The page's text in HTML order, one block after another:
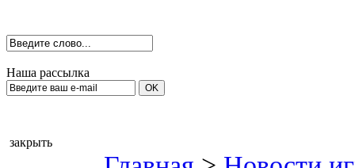
Наша рассылка
закрыть